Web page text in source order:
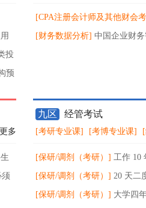
投
预
[CPA注册会计师及其他财会
CPA财务管理教材电子版
[财务数据分析] 中国企业财
更多
九区 经管考试
[考研专业课] [考博专业课]
[保研/调剂（考研）] 工作 10
不值钱？AI 时代，真正决定
能力
[保研/调剂（考研）] 20 天二
打击论文工厂：没发表也重
[保研/调剂（考研）] 大学四